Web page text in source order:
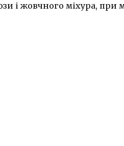
і жовчного міхура, при